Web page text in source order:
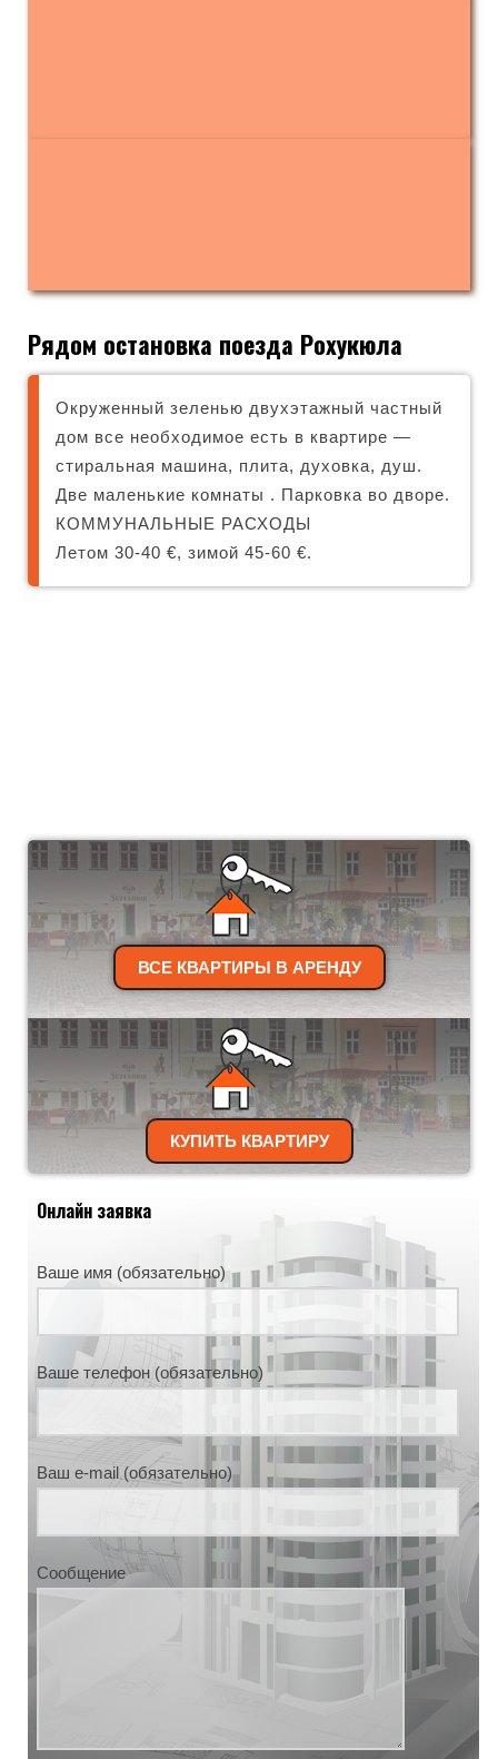
Рядом остановка поезда Рохукюла
Окруженный зеленью двухэтажный частный
дом все необходимое есть в квартире —
стиральная машина, плита, духовка, душ.
Две маленькие комнаты . Парковка во дворе.
КОММУНАЛЬНЫЕ РАСХОДЫ
Летом 30-40 €, зимой 45-60 €.
ВСЕ КВАРТИРЫ В АРЕНДУ
КУПИТЬ КВАРТИРУ
Онлайн заявка
Ваше имя (обязательно)
Ваше телефон (обязательно)
Ваш e-mail (обязательно)
Сообщение